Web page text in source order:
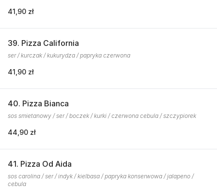
41,90 zł
39. Pizza California
ser / kurczak / kukurydza / papryka czerwona
41,90 zł
40. Pizza Bianca
sos smietanowy / ser / boczek / kurki / czerwona cebula / szczypiorek
44,90 zł
41. Pizza Od Aida
sos carolina / ser / indyk / kielbasa / papryka konserwowa / jalapeno /
cebula